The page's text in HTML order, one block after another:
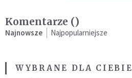
Komentarze ()
Najnowsze Najpopularniejsze
WYBRANE DLA CIEBIE